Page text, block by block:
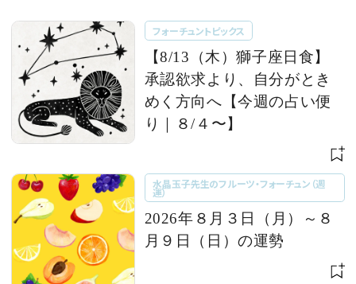
フォーチュントピックス
【8/13（木）獅子座日食】
承認欲求より、自分がとき
めく方向へ【今週の占い便
り｜８/４〜】
水晶玉子先生のフルーツ・フォーチュン（週
運）
2026年８月３日（月）～８
月９日（日）の運勢